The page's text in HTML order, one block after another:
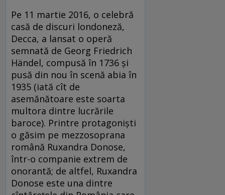
Pe 11 martie 2016, o celebră
casă de discuri londoneză,
Decca, a lansat o operă
semnată de Georg Friedrich
Händel, compusă în 1736 și
pusă din nou în scenă abia în
1935 (iată cît de
asemănătoare este soarta
multora dintre lucrările
baroce). Printre protagoniști
o găsim pe mezzosoprana
română Ruxandra Donose,
într-o companie extrem de
onorantă; de altfel, Ruxandra
Donose este una dintre